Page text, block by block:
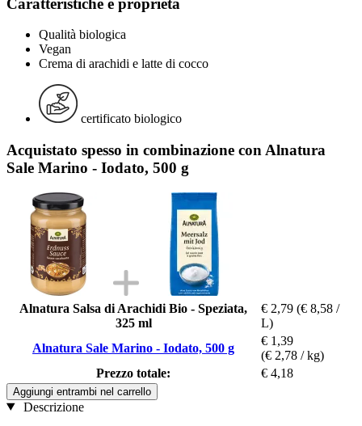
Qualità biologica
Vegan
Crema di arachidi e latte di cocco
certificato biologico
Acquistato spesso in combinazione con Alnatura
Sale Marino - Iodato, 500 g
Alnatura Salsa di Arachidi Bio - Speziata,
325 ml
€ 2,79 (€ 8,58 /
L)
Alnatura Sale Marino - Iodato, 500 g
€ 1,39
(€ 2,78 / kg)
Prezzo totale:
€ 4,18
Aggiungi entrambi nel carrello
Descrizione